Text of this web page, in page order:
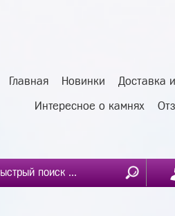
Главная Новинки Доставка
Интересное о камнях